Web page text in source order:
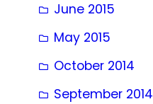
June 2015
May 2015
October 2014
September 2014